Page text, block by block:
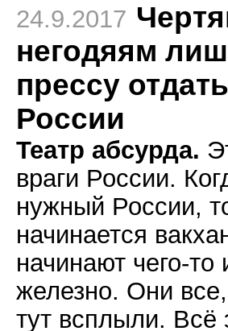
24.9.2017
негодяям
прессу
России
Театр абсурда.
враги России.
нужный России,
начинается
начинают чего-то
железно. Они
тут всплыли. Всё